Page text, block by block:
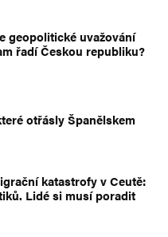
geopolitické uvažování
řadí Českou republiku?
otřásly Španělskem
katastrofy v Ceutě:
Lidé si musí poradit